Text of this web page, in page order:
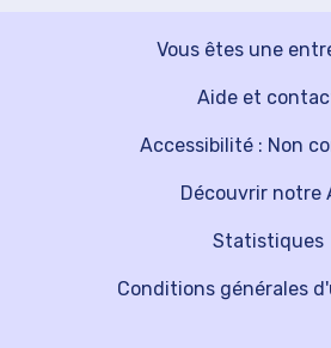
Vous êtes une
Découvrir notre
Aide et
Statistiques
Accessibilité : Non
Conditions générales